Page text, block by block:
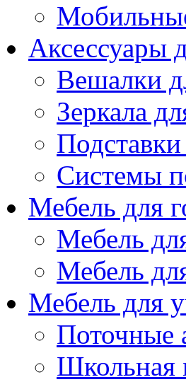
Аксессуары
Вешалки
Зеркала
Системы
Мебель для
Мебель
Мебель
Мебель для
Поточные
Школьная